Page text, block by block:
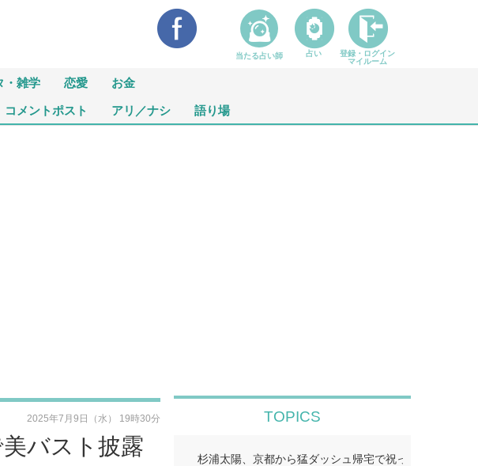
・雑学 恋愛 お金
コメントポスト アリ／ナシ 語り場
バスト披露
2025年7月9日（水） 19時30分 TOPICS
杉浦太陽、京都から猛ダッシュ帰宅で祝った夢空ちゃ
当たる占い師 占い
登録・ログイン
マイルーム